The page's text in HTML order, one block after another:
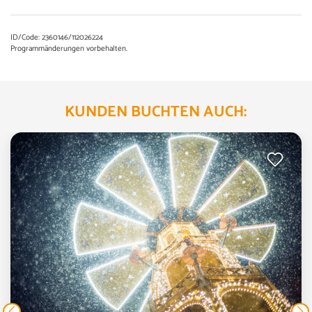
ID/Code: 2360146/112026224
Programmänderungen vorbehalten.
KUNDEN BUCHTEN AUCH: